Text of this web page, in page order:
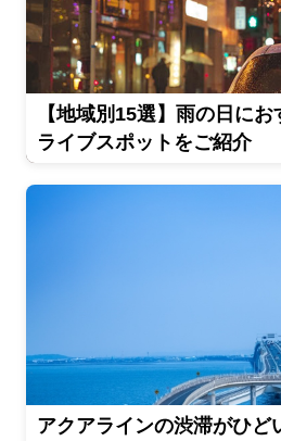
【地域別15選】雨の日に
ライブスポットをご紹介
アクアラインの渋滞がひど